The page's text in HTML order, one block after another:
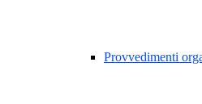
Provvedimenti